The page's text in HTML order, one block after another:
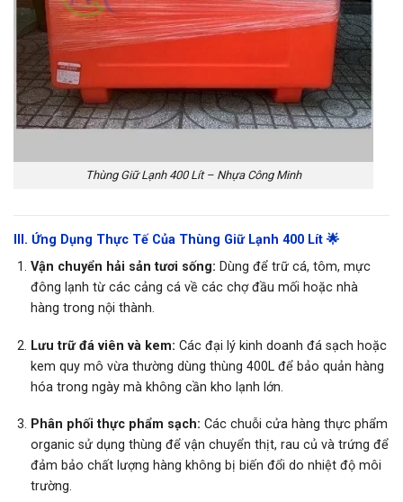
Thùng Giữ Lạnh 400 Lít – Nhựa Công Minh
III. Ứng Dụng Thực Tế Của Thùng Giữ Lạnh 400 Lít 🌟
Vận chuyển hải sản tươi sống: Dùng để trữ cá, tôm, mực
đông lạnh từ các cảng cá về các chợ đầu mối hoặc nhà
hàng trong nội thành.
Lưu trữ đá viên và kem: Các đại lý kinh doanh đá sạch hoặc
kem quy mô vừa thường dùng thùng 400L để bảo quản hàng
hóa trong ngày mà không cần kho lạnh lớn.
Phân phối thực phẩm sạch: Các chuỗi cửa hàng thực phẩm
organic sử dụng thùng để vận chuyển thịt, rau củ và trứng để
đảm bảo chất lượng hàng không bị biến đổi do nhiệt độ môi
trường.